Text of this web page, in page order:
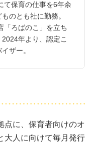
て保育の仕事を6年余
のとも社に勤務。
「ろばのこ」を立ち
年より、認定こ
ザー。
点に、保育者向けのオ
大人に向けて毎月発行